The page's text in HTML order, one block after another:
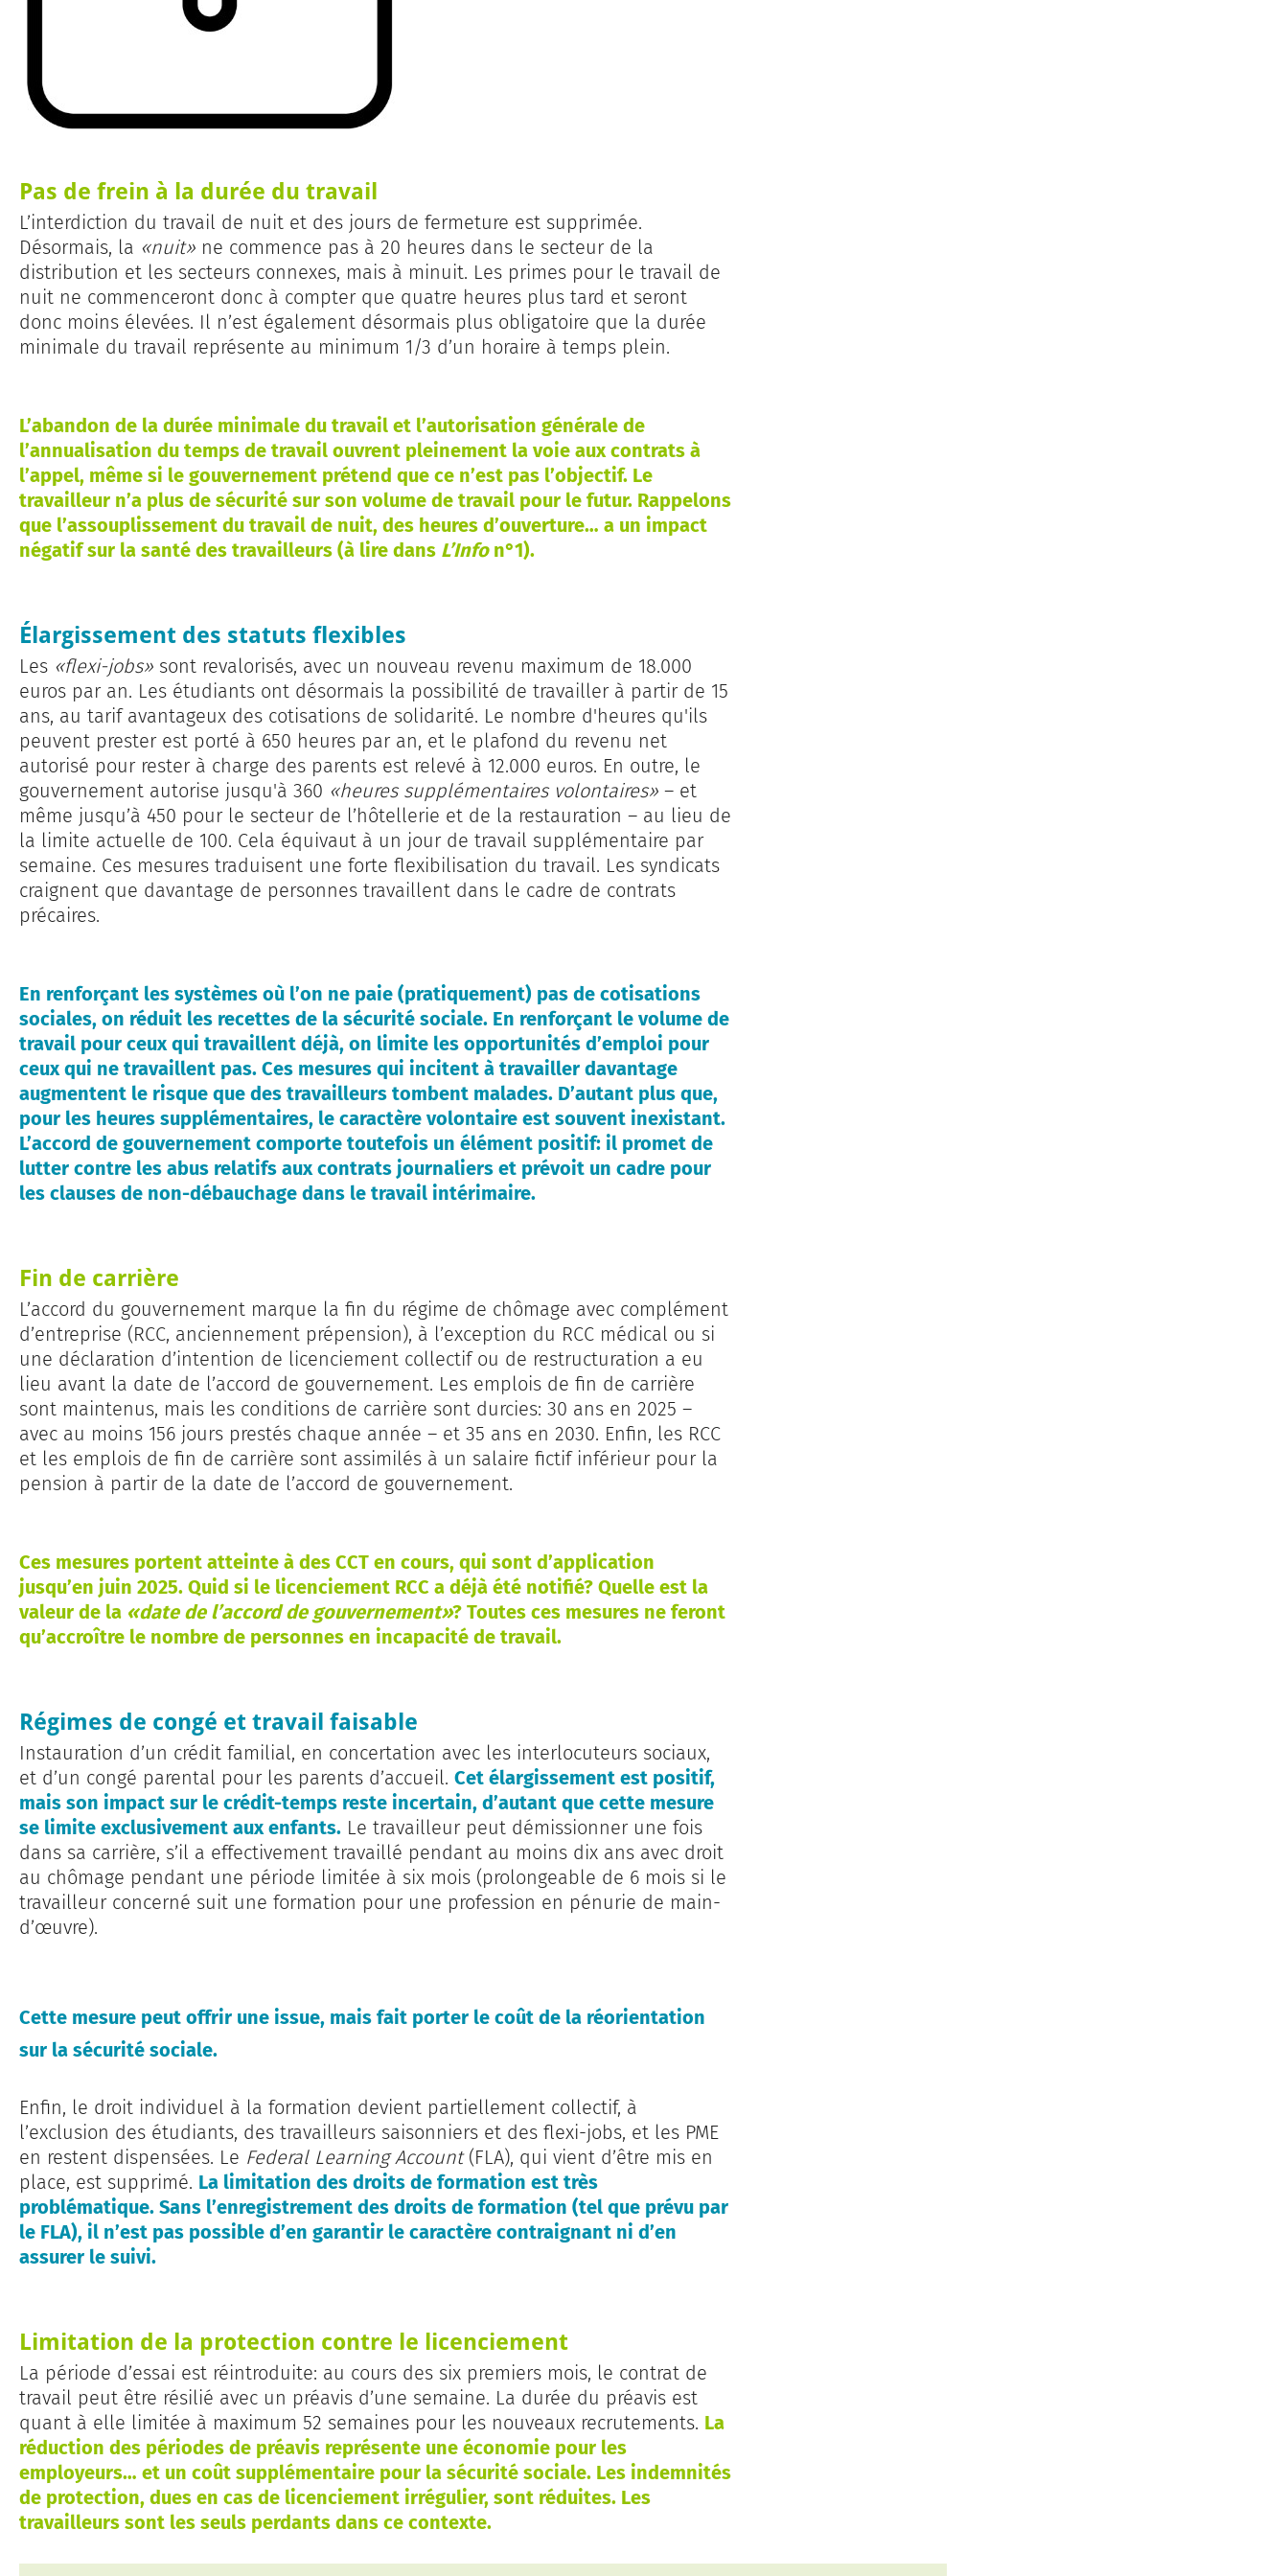
Pas de frein à la durée du travail
L’interdiction du travail de nuit et des jours de fermeture est supprimée.
Désormais, la «nuit» ne commence pas à 20 heures dans le secteur de la
distribution et les secteurs connexes, mais à minuit. Les primes pour le travail de
nuit ne commenceront donc à compter que quatre heures plus tard et seront
donc moins élevées. Il n’est également désormais plus obligatoire que la durée
minimale du travail représente au minimum 1/3 d’un horaire à temps plein.
L’abandon de la durée minimale du travail et l’autorisation générale de
l’annualisation du temps de travail ouvrent pleinement la voie aux contrats à
l’appel, même si le gouvernement prétend que ce n’est pas l’objectif. Le
travailleur n’a plus de sécurité sur son volume de travail pour le futur. Rappelons
que l’assouplissement du travail de nuit, des heures d’ouverture… a un impact
négatif sur la santé des travailleurs (à lire dans L’Infon°1).
Élargissement des statuts flexibles
Les «flexi-jobs» sont revalorisés, avec un nouveau revenu maximum de 18.000
euros par an. Les étudiants ont désormais la possibilité de travailler à partir de 15
ans, au tarif avantageux des cotisations de solidarité. Le nombre d'heures qu'ils
peuvent prester est porté à 650 heures par an, et le plafond du revenu net
autorisé pour rester à charge des parents est relevé à 12.000 euros. En outre, le
gouvernement autorise jusqu'à 360 «heures supplémentaires volontaires» – et
même jusqu’à 450 pour le secteur de l’hôtellerie et de la restauration – au lieu de
la limite actuelle de 100. Cela équivaut à un jour de travail supplémentaire par
semaine. Ces mesures traduisent une forte flexibilisation du travail. Les syndicats
craignent que davantage de personnes travaillent dans le cadre de contrats
précaires.
En renforçant les systèmes où l’on ne paie (pratiquement) pas de cotisations
sociales, on réduit les recettes de la sécurité sociale. En renforçant le volume de
travail pour ceux qui travaillent déjà, on limite les opportunités d’emploi pour
ceux qui ne travaillent pas. Ces mesures qui incitent à travailler davantage
augmentent le risque que des travailleurs tombent malades. D’autant plus que,
pour les heures supplémentaires, le caractère volontaire est souvent inexistant.
L’accord de gouvernement comporte toutefois un élément positif: il promet de
lutter contre les abus relatifs aux contrats journaliers et prévoit un cadre pour
les clauses de non-débauchage dans le travail intérimaire.
Fin de carrière
L’accord du gouvernement marque la fin du régime de chômage avec complément
d’entreprise (RCC, anciennement prépension), à l’exception du RCC médical ou si
une déclaration d’intention de licenciement collectif ou de restructuration a eu
lieu avant la date de l’accord de gouvernement. Les emplois de fin de carrière
sont maintenus, mais les conditions de carrière sont durcies: 30 ans en 2025 –
avec au moins 156 jours prestés chaque année – et 35 ans en 2030. Enfin, les RCC
et les emplois de fin de carrière sont assimilés à un salaire fictif inférieur pour la
pension à partir de la date de l’accord de gouvernement.
Ces mesures portent atteinte à des CCT en cours, qui sont d’application
jusqu’en juin 2025. Quid si le licenciement RCC a déjà été notifié? Quelle est la
valeur de la «date de l’accord de gouvernement»? Toutes ces mesures ne feront
qu’accroître le nombre de personnes en incapacité de travail.
Régimes de congé et travail faisable
Instauration d’un crédit familial, en concertation avec les interlocuteurs sociaux,
et d’un congé parental pour les parents d’accueil. Cet élargissement est positif,
mais son impact sur le crédit-temps reste incertain, d’autant que cette mesure
se limite exclusivement aux enfants. Le travailleur peut démissionner une fois
dans sa carrière, s’il a effectivement travaillé pendant au moins dix ans avec droit
au chômage pendant une période limitée à six mois (prolongeable de 6 mois si le
travailleur concerné suit une formation pour une profession en pénurie de main-
d’œuvre).
Cette mesure peut offrir une issue, mais fait porter le coût de la réorientation
sur la sécurité sociale.
Enfin, le droit individuel à la formation devient partiellement collectif, à
l’exclusion des étudiants, des travailleurs saisonniers et des flexi-jobs, et les PME
en restent dispensées. Le Federal Learning Account (FLA), qui vient d’être mis en
place, est supprimé. La limitation des droits de formation est très
problématique. Sans l’enregistrement des droits de formation (tel que prévu par
le FLA), il n’est pas possible d’en garantir le caractère contraignant ni d’en
assurer le suivi.
Limitation de la protection contre le licenciement
La période d’essai est réintroduite: au cours des six premiers mois, le contrat de
travail peut être résilié avec un préavis d’une semaine. La durée du préavis est
quant à elle limitée à maximum 52 semaines pour les nouveaux recrutements. La
réduction des périodes de préavis représente une économie pour les
employeurs… et un coût supplémentaire pour la sécurité sociale. Les indemnités
de protection, dues en cas de licenciement irrégulier, sont réduites. Les
travailleurs sont les seuls perdants dans ce contexte.